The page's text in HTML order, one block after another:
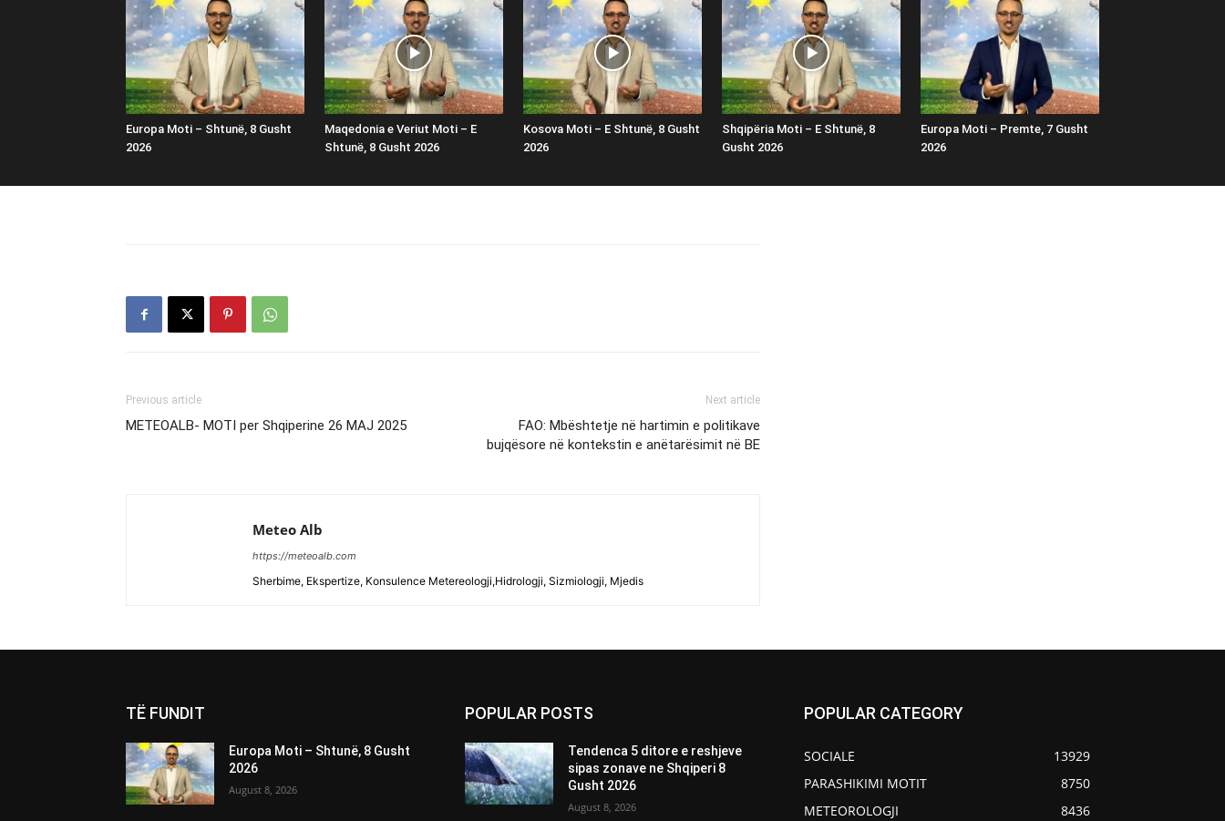
Europa Moti – Shtunë, 8 Gusht
2026
Maqedonia e Veriut Moti – E
Shtunë, 8 Gusht 2026
Kosova Moti – E Shtunë, 8 Gusht
2026
Shqipëria Moti – E Shtunë, 8
Gusht 2026
Europa Moti – Premte, 7 Gusht
2026
Previous article
METEOALB- MOTI per Shqiperine 26 MAJ 2025
Next article
FAO: Mbështetje në hartimin e politikave
bujqësore në kontekstin e anëtarësimit në BE
Meteo Alb
https://meteoalb.com
Sherbime, Ekspertize, Konsulence Metereologji,Hidrologji, Sizmiologji, Mjedis
TË FUNDIT
Europa Moti – Shtunë, 8 Gusht
2026
August 8, 2026
POPULAR POSTS
Tendenca 5 ditore e reshjeve
sipas zonave ne Shqiperi 8
Gusht 2026
August 8, 2026
POPULAR CATEGORY
SOCIALE
13929
PARASHIKIMI MOTIT
8750
METEOROLOGJI
8436